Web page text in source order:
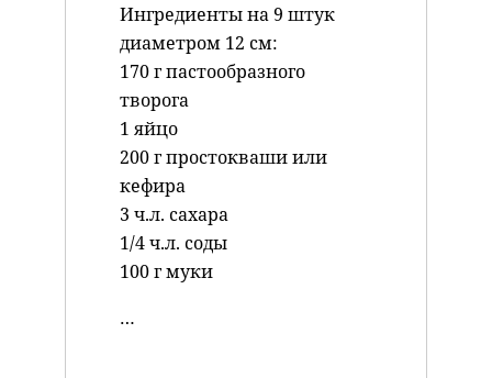
Ингредиенты на 9 штук
диаметром 12 см:
170 г пастообразного
творога
1 яйцо
200 г простокваши или
кефира
3 ч.л. сахара
1/4 ч.л. соды
100 г муки
…